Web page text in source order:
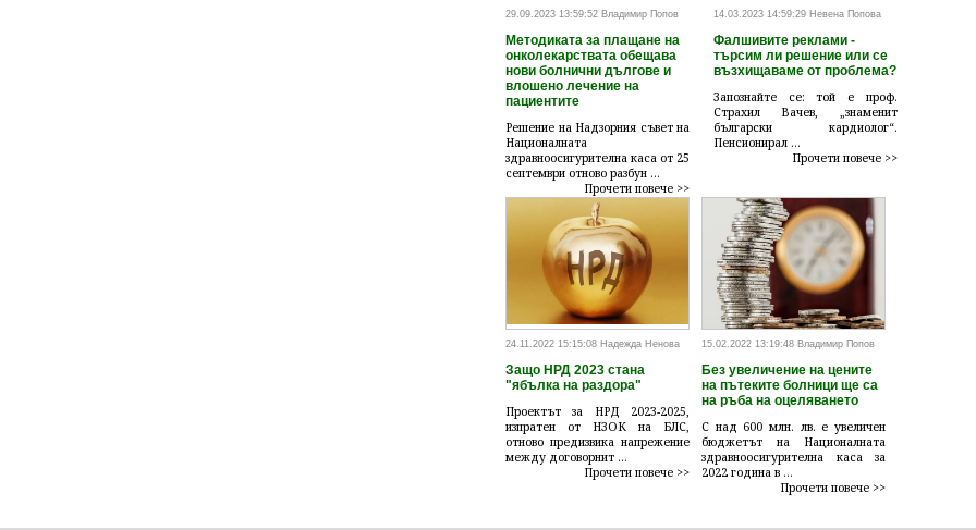
29.09.2023 13:59:52 Владимир Попов
Методиката за плащане на
онколекарствата обещава
нови болнични дългове и
влошено лечение на
пациентите
Решение на Надзорния съвет на
Националната
здравноосигурителна каса от 25
септември отново разбун ...
Прочети повече >>
14.03.2023 14:59:29 Невена Попова
Фалшивите реклами -
търсим ли решение или се
възхищаваме от проблема?
Запознайте се: той е проф.
Страхил Вачев, „знаменит
български кардиолог“.
Пенсионирал ...
Прочети повече >>
24.11.2022 15:15:08 Надежда Ненова
Защо НРД 2023 стана
"ябълка на раздора"
Проектът за НРД 2023-2025,
изпратен от НЗОК на БЛС,
отново предизвика напрежение
между договорнит ...
Прочети повече >>
15.02.2022 13:19:48 Владимир Попов
Без увеличение на цените
на пътеките болници ще са
на ръба на оцеляването
С над 600 млн. лв. е увеличен
бюджетът на Националната
здравноосигурителна каса за
2022 година в ...
Прочети повече >>